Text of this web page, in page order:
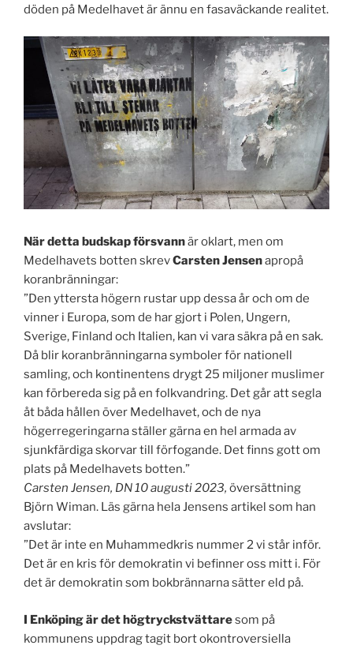
döden på Medelhavet är ännu en fasaväckande realitet.
När detta budskap försvannär oklart, men om
Medelhavets botten skrevCarsten Jensenapropå
koranbränningar:
”Den yttersta högern rustar upp dessa år och om de
vinner i Europa, som de har gjort i Polen, Ungern,
Sverige, Finland och Italien, kan vi vara säkra på en sak.
Då blir koranbränningarna symboler för nationell
samling, och kontinentens drygt 25 miljoner muslimer
kan förbereda sig på en folkvandring. Det går att segla
åt båda hållen över Medelhavet, och de nya
högerregeringarna ställer gärna en hel armada av
sjunkfärdiga skorvar till förfogande. Det finns gott om
plats på Medelhavets botten.”
Carsten Jensen, DN 10 augusti 2023, översättning
Björn Wiman. Läs gärna hela Jensens artikel som han
avslutar:
”Det är inte en Muhammedkris nummer 2 vi står inför.
Det är en kris för demokratin vi befinner oss mitt i. För
det är demokratin som bokbrännarna sätter eld på.
I Enköping är det högtryckstvättaresom på
kommunens uppdrag tagit bort okontroversiella